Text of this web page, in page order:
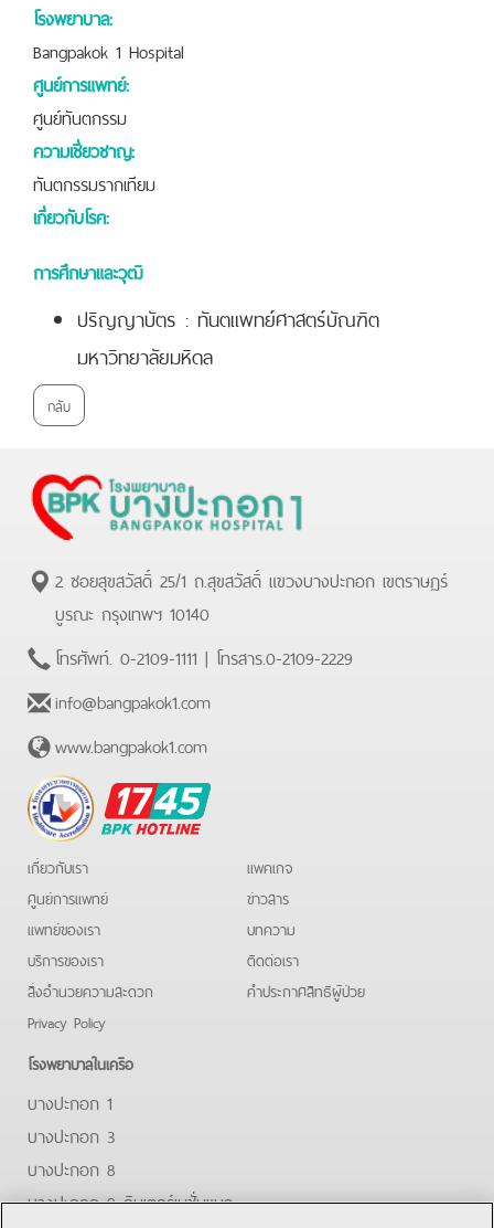
โรงพยาบาล:
Bangpakok 1 Hospital
ศูนย์การแพทย์:
ศูนย์ทันตกรรม
ความเชี่ยวชาญ:
ทันตกรรมรากเทียม
เกี่ยวกับโรค:
การศึกษาและวุฒิ
ปริญญาบัตร : ทันตแพทย์ศาสตร์บัณฑิต
มหาวิทยาลัยมหิดล
กลับ
2 ซอยสุขสวัสดิ์ 25/1 ถ.สุขสวัสดิ์ แขวงบางปะกอก เขตราษฏร์
บูรณะ กรุงเทพฯ 10140
โทรศัพท์. 0-2109-1111 | โทรสาร.0-2109-2229
info@bangpakok1.com
www.bangpakok1.com
BPK
Hotline
เกี่ยวกับเรา
ศูนย์การแพทย์
แพทย์ของเรา
บริการของเรา
สิ่งอำนวยความสะดวก
Privacy Policy
แพคเกจ
ข่าวสาร
บทความ
ติดต่อเรา
คําประกาศสิทธิผู้ป่วย
โรงพยาบาลในเครือ
บางปะกอก 1
บางปะกอก 3
บางปะกอก 8
บางปะกอก 9 อินเตอร์เนชั่นแนล